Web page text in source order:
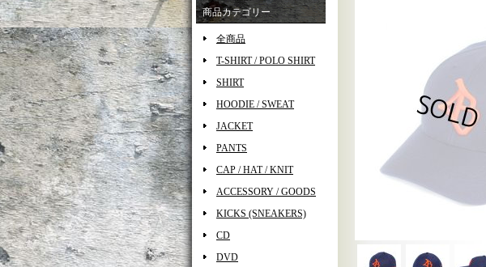
商品カテゴリー
全商品
T-SHIRT / POLO SHIRT
SHIRT
HOODIE / SWEAT
JACKET
PANTS
CAP / HAT / KNIT
ACCESSORY / GOODS
KICKS (SNEAKERS)
CD
DVD